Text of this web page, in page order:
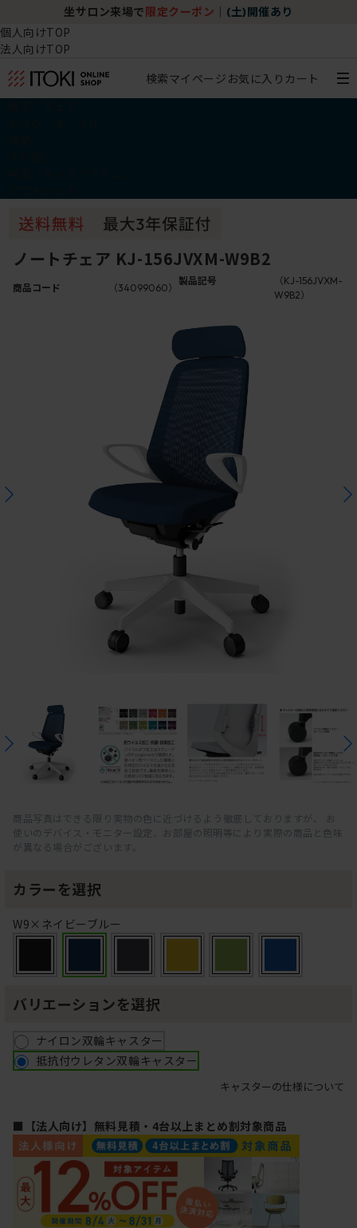
坐サロン来場で 限定クーポン (土)開催あり
個人向けTOP
法人向けTOP
検索マイページ お気に入り カート
ノートチェア KJ-156JVXM-W9B2
商品コード （34099060）
製品記号
（KJ-156JVXM-
W9B2）
商品写真はできる限り実物の色に近づけるよう徹底しておりますが、 お
使いのデバイス・モニター設定、お部屋の照明等により実際の商品と色味
が異なる場合がございます。
カラーを選択
W9×ネイビーブルー
バリエーションを選択
ナイロン双輪キャスター
抵抗付ウレタン双輪キャスター
キャスターの仕様について
■【法人向け】無料見積・4台以上まとめ割対象商品